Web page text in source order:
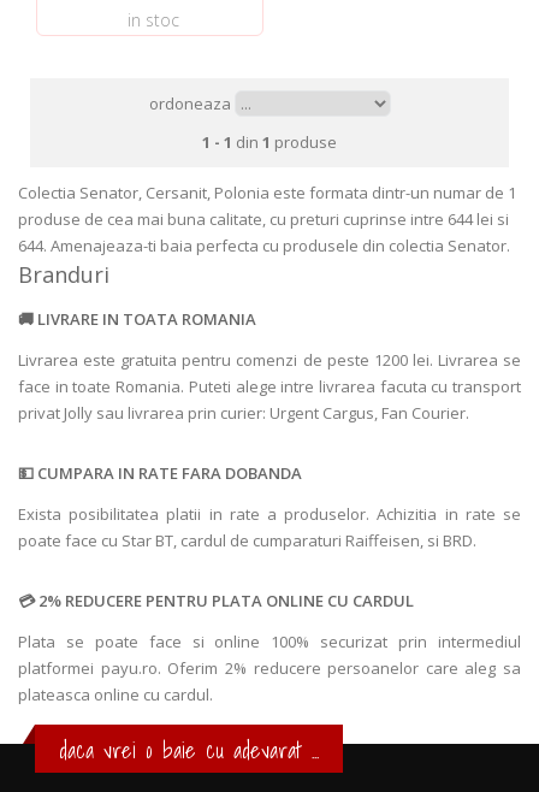
in stoc
ordoneaza
1 - 1 din 1 produse
Colectia Senator, Cersanit, Polonia este formata dintr-un numar de 1
produse de cea mai buna calitate, cu preturi cuprinse intre 644 lei si
644. Amenajeaza-ti baia perfecta cu produsele din colectia Senator.
Branduri
LIVRARE IN TOATA ROMANIA
Livrarea este gratuita pentru comenzi de peste 1200 lei. Livrarea se
face in toate Romania. Puteti alege intre livrarea facuta cu transport
privat Jolly sau livrarea prin curier: Urgent Cargus, Fan Courier.
CUMPARA IN RATE FARA DOBANDA
Exista posibilitatea platii in rate a produselor. Achizitia in rate se
poate face cu Star BT, cardul de cumparaturi Raiffeisen, si BRD.
2% REDUCERE PENTRU PLATA ONLINE CU CARDUL
Plata se poate face si online 100% securizat prin intermediul
platformei payu.ro. Oferim 2% reducere persoanelor care aleg sa
plateasca online cu cardul.
daca vrei o baie cu adevarat ...